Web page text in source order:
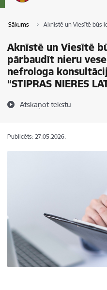
Sākums Aknīstē un Viesītē būs
Aknīstē un Viesītē
pārbaudīt nieru
nefrologa
“STIPRAS NIERES
Atskaņot tekstu
Publicēts: 27.05.2026.